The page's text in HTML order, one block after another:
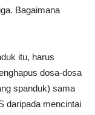
Bagaimana
itu, harus
dosa-dosa
spanduk) sama
daripada mencintai